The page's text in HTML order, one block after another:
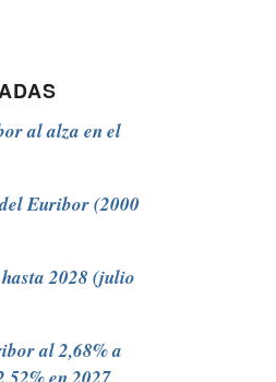
al alza en el
Euribor (2000
2028 (julio
al 2,68% a